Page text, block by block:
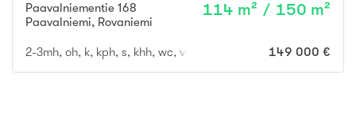
Paavalniementie 168
Paavalniemi, Rovaniemi
114 m² / 150 m²
2-3mh, oh, k, kph, s, khh, wc, vh 149 000 €